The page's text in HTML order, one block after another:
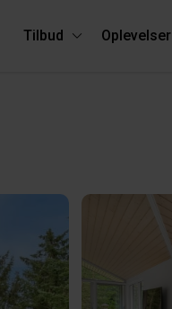
Tilbud Oplevelser